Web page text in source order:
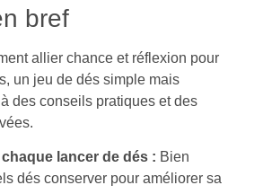
bref
allier chance et réflexion pour
un jeu de dés simple mais
des conseils pratiques et des
lancer de dés : Bien
dés conserver pour améliorer sa